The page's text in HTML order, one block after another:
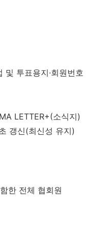
투표용지·회원번호
LETTER+(소식지)
갱신(최신성 유지)
한 전체 협회원